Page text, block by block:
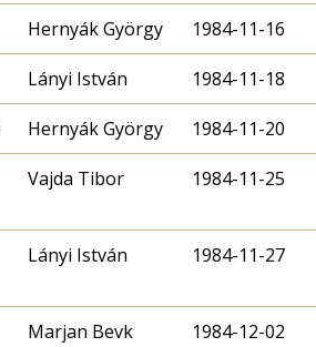
Hernyák György 1984-11-16
Lányi István 1984-11-18
Hernyák György 1984-11-20
Vajda Tibor 1984-11-25
Lányi István 1984-11-27
Marjan Bevk 1984-12-02